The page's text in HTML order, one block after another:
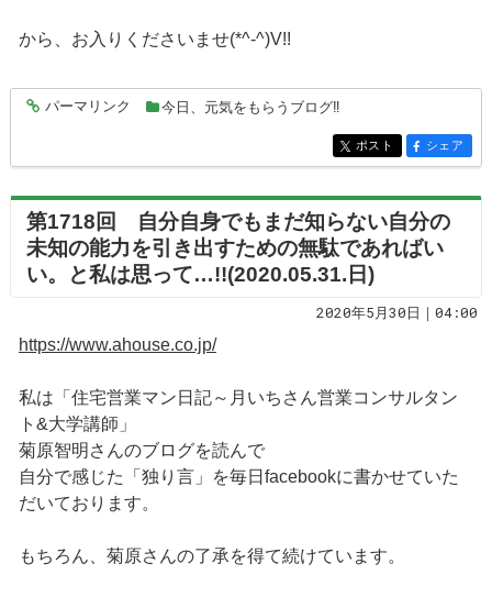
から、お入りくださいませ(*^-^)V!!
entry3586
パーマリンク 今日、元気をもらうブログ‼
entry3586
ポスト entry3586
シェア
第1718回 自分自身でもまだ知らない自分の
未知の能力を引き出すための無駄であればい
い。と私は思って…!!(2020.05.31.日)
2020年5月30日｜04:00
https://www.ahouse.co.jp/
私は「住宅営業マン日記～月いちさん営業コンサルタン
ト&大学講師」
菊原智明さんのブログを読んで
自分で感じた「独り言」を毎日facebookに書かせていた
だいております。
もちろん、菊原さんの了承を得て続けています。